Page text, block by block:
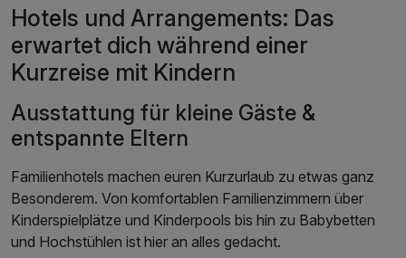
Hotels und Arrangements: Das
erwartet dich während einer
Kurzreise mit Kindern
Ausstattung für kleine Gäste &
entspannte Eltern
Familienhotels machen euren Kurzurlaub zu etwas ganz
Besonderem. Von komfortablen Familienzimmern über
Kinderspielplätze und Kinderpools bis hin zu Babybetten
und Hochstühlen ist hier an alles gedacht.